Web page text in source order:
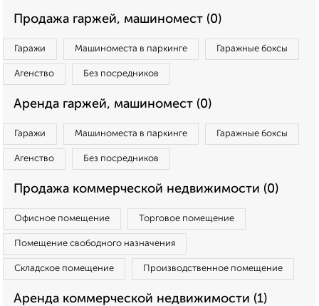
Продажа гаржей, машиномест (0)
Гаражи Машиноместа в паркинге Гаражные боксы
Агенство Без посредников
Аренда гаржей, машиномест (0)
Гаражи Машиноместа в паркинге Гаражные боксы
Агенство Без посредников
Продажа коммерческой недвижимости (0)
Офисное помещение Торговое помещение
Помещение свободного назначения
Складское помещение Производственное помещение
Аренда коммерческой недвижимости (1)